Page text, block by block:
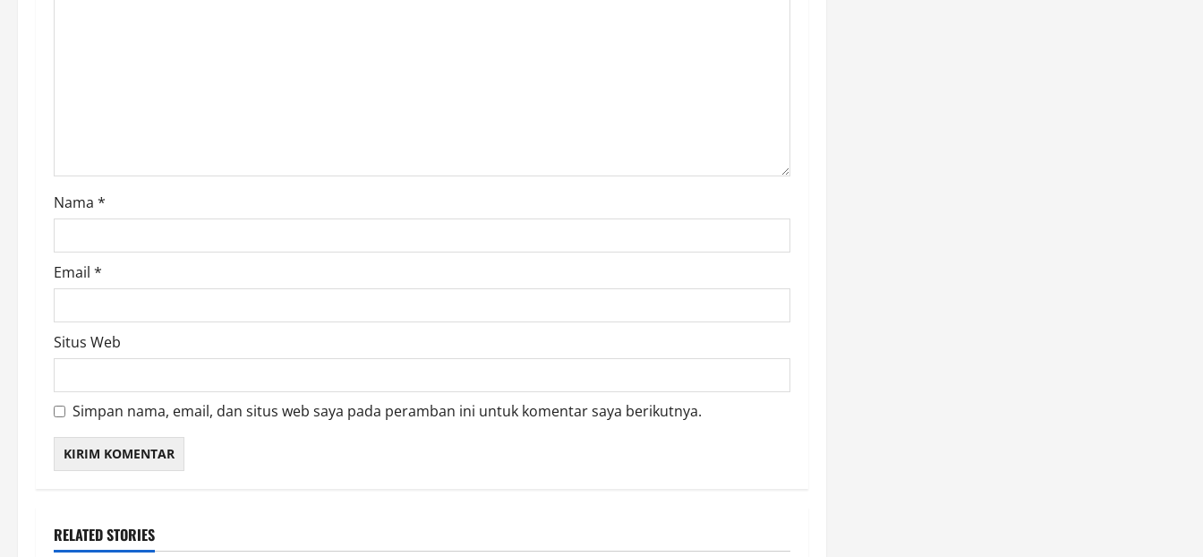
n
Nama *
Email *
Situs Web
Simpan nama, email, dan situs web saya pada peramban ini untuk komentar saya berikutnya.
RELATED STORIES